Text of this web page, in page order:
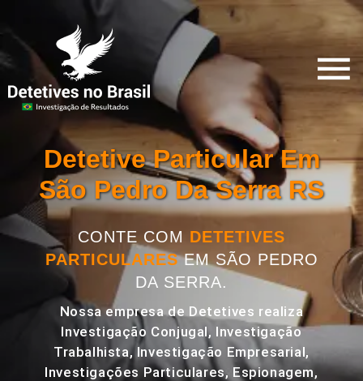
Detetive Particular Em
São Pedro Da Serra RS
CONTE COM DETETIVES
PARTICULARESEM SÃO PEDRO
DA SERRA.
Nossa empresa de Detetives realiza
Investigação Conjugal, Investigação
Trabalhista, Investigação Empresarial,
Investigações Particulares, Espionagem,